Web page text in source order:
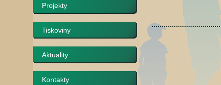
Projekty
Tiskoviny
Aktuality
Kontakty